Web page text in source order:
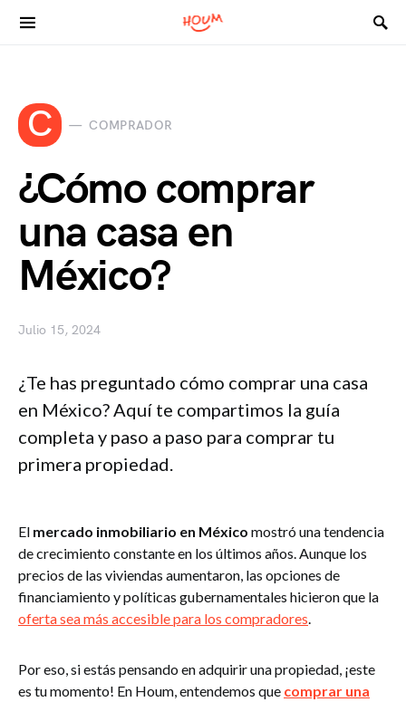
Search for:
C COMPRADOR
¿Cómo comprar
una casa en
México?
Julio 15, 2024
¿Te has preguntado cómo comprar una casa
en México? Aquí te compartimos la guía
completa y paso a paso para comprar tu
primera propiedad.
El mercado inmobiliario en México mostró una tendencia
de crecimiento constante en los últimos años. Aunque los
precios de las viviendas aumentaron, las opciones de
financiamiento y políticas gubernamentales hicieron que la
oferta sea más accesible para los compradores.
Por eso, si estás pensando en adquirir una propiedad, ¡este
es tu momento! En Houm, entendemos que comprar una